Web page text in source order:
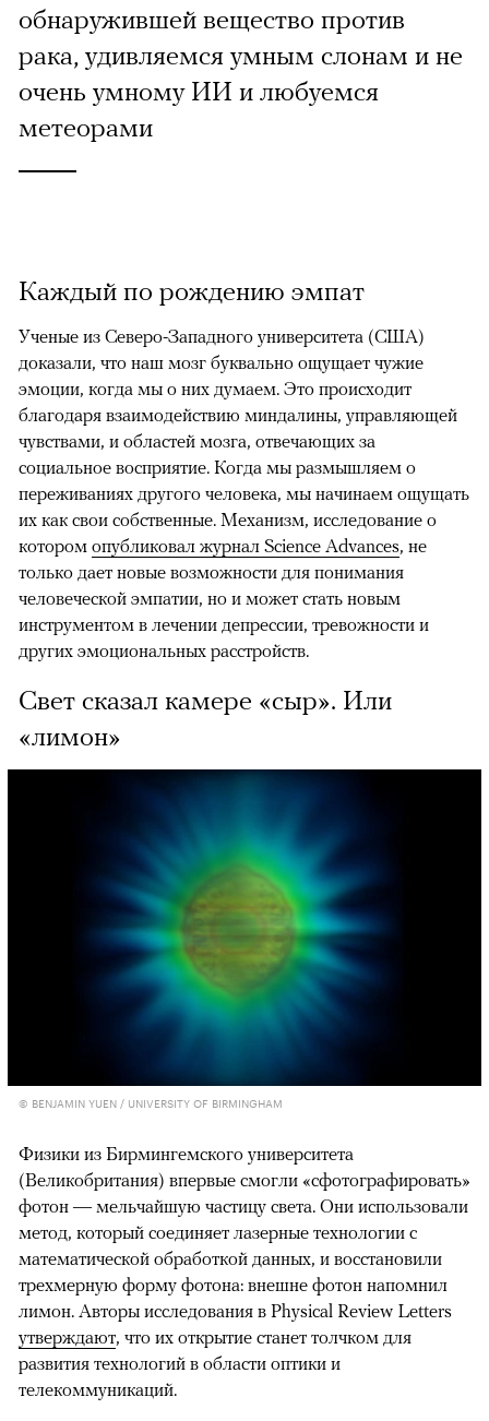
обнаружившей вещество против
рака, удивляемся умным слонам и не
очень умному ИИ и любуемся
метеорами
Каждый по рождению эмпат
Ученые из Северо-Западного университета (США)
доказали, что наш мозг буквально ощущает чужие
эмоции, когда мы о них думаем. Это происходит
благодаря взаимодействию миндалины, управляющей
чувствами, и областей мозга, отвечающих за
социальное восприятие. Когда мы размышляем о
переживаниях другого человека, мы начинаем ощущать
их как свои собственные. Механизм, исследование о
котором опубликовал журнал Science Advances, не
только дает новые возможности для понимания
человеческой эмпатии, но и может стать новым
инструментом в лечении депрессии, тревожности и
других эмоциональных расстройств.
Свет сказал камере «сыр». Или
«лимон»
00:00 / 00:00
© BENJAMIN YUEN / UNIVERSITY OF BIRMINGHAM
Физики из Бирмингемского университета
(Великобритания) впервые смогли «сфотографировать»
фотон — мельчайшую частицу света. Они использовали
метод, который соединяет лазерные технологии с
математической обработкой данных, и восстановили
трехмерную форму фотона: внешне фотон напомнил
лимон. Авторы исследования в Physical Review Letters
утверждают, что их открытие станет толчком для
развития технологий в области оптики и
телекоммуникаций.